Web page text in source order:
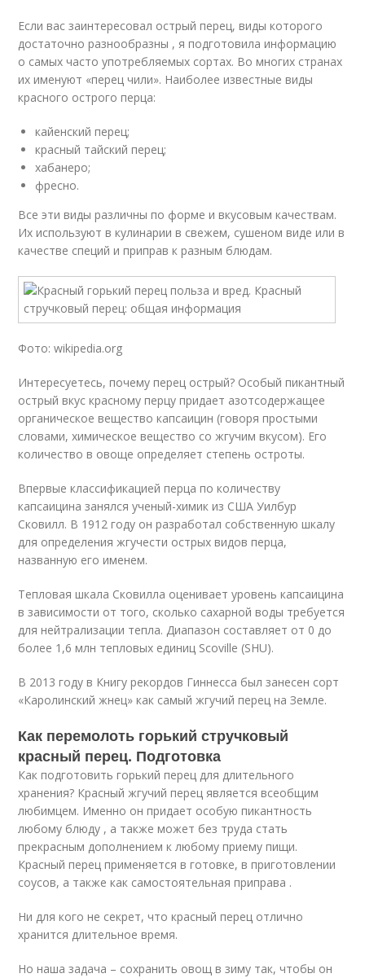
Если вас заинтересовал острый перец, виды которого
достаточно разнообразны , я подготовила информацию
о самых часто употребляемых сортах. Во многих странах
их именуют «перец чили». Наиболее известные виды
красного острого перца:
кайенский перец;
красный тайский перец;
хабанеро;
фресно.
Все эти виды различны по форме и вкусовым качествам.
Их используют в кулинарии в свежем, сушеном виде или в
качестве специй и приправ к разным блюдам.
Фото: wikipedia.org
Интересуетесь, почему перец острый? Особый пикантный
острый вкус красному перцу придает азотсодержащее
органическое вещество капсаицин (говоря простыми
словами, химическое вещество со жгучим вкусом). Его
количество в овоще определяет степень остроты.
Впервые классификацией перца по количеству
капсаицина занялся ученый-химик из США Уилбур
Сковилл. В 1912 году он разработал собственную шкалу
для определения жгучести острых видов перца,
названную его именем.
Тепловая шкала Сковилла оценивает уровень капсаицина
в зависимости от того, сколько сахарной воды требуется
для нейтрализации тепла. Диапазон составляет от 0 до
более 1,6 млн тепловых единиц Scoville (SHU).
В 2013 году в Книгу рекордов Гиннесса был занесен сорт
«Каролинский жнец» как самый жгучий перец на Земле.
Как перемолоть горький стручковый
красный перец. Подготовка
Как подготовить горький перец для длительного
хранения? Красный жгучий перец является всеобщим
любимцем. Именно он придает особую пикантность
любому блюду , а также может без труда стать
прекрасным дополнением к любому приему пищи.
Красный перец применяется в готовке, в приготовлении
соусов, а также как самостоятельная приправа .
Ни для кого не секрет, что красный перец отлично
хранится длительное время.
Но наша задача – сохранить овощ в зиму так, чтобы он